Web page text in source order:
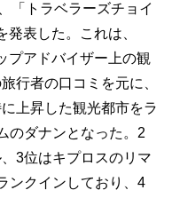
「トラベラーズチョイ
表した。これは、
プアドバイザー上の観
行者の口コミを元に、
上昇した観光都市をラ
のダナンとなった。2
3位はキプロスのリマ
ンクインしており、4